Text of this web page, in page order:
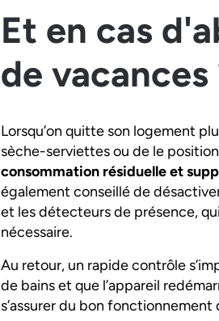
Et en cas
de vacances
Lorsqu’on quitte son logement
sèche-serviettes ou de le
consommation résiduelle et
également conseillé de
et les détecteurs de présence,
nécessaire.
Au retour, un rapide contrôle
de bains et que l’appareil
s’assurer du bon